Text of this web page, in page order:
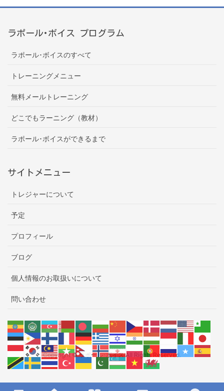
ラポール･ボイス プログラム
ラポール･ボイスのすべて
トレーニングメニュー
無料メールトレーニング
どこでもラーニング（教材）
ラポール･ボイスができるまで
サイトメニュー
トレジャーについて
予定
プロフィール
ブログ
個人情報のお取扱いについて
問い合わせ
Copyright © ラポール･ボイス All Rights Reserved.